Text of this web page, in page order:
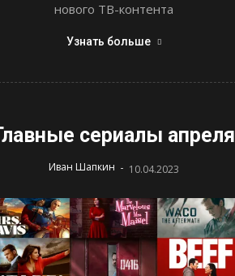
нового ТВ-контента
Узнать больше
сериалы апреля
Иван Шапкин - 10.04.2023